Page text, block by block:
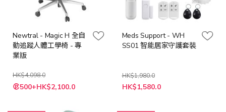
Newtral - Magic H 全自
動追蹤人體工學椅 - 專
業版
HK$4,098.0
500+HK$2,100.0
Meds Support - WH
SS01 智能居家守護套裝
HK$1,980.0
特
殊
HK$1,580.0